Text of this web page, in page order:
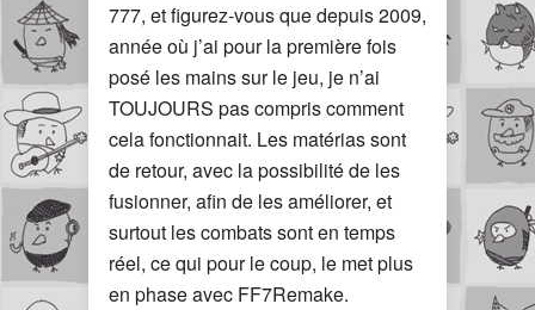
777, et figurez-vous que depuis 2009,
année où j’ai pour la première fois
posé les mains sur le jeu, je n’ai
TOUJOURS pas compris comment
cela fonctionnait. Les matérias sont
de retour, avec la possibilité de les
fusionner, afin de les améliorer, et
surtout les combats sont en temps
réel, ce qui pour le coup, le met plus
en phase avec FF7Remake.